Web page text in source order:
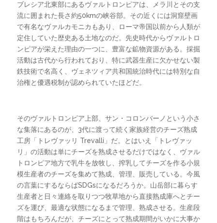
ブレシア北東部にあるヴァルトロンピアは、メラ川とその支
流に囲まれた長さ約50kmの峡谷部。その近くには洞窟壁画
で有名なヴァルカモニカもあり、ローマ帝国以前から人類が
定住していた歴史ある土地なのだ。先史時代からヴァルトロ
ンピアが栄えた理由の一つに、豊富な鉱物資源がある。採掘
活動は古代から行われており、特に武器生産に欠かせない製
鉄技術で名高く、ヴェネツィア共和国統治時代には特別な自
治権と優遇税制が認められていたほどだ。
そのヴァルトロンピア上部、サン・コロンバーノという小さ
な集落にあるのが、3代に渡って続く家族経営のチーズ熟成
工房「トレヴァッリ Trevalli」だ。とはいえ「トレヴァッ
リ」の活動は単にチーズを熟成させるだけではなく、ヴァル
トロンピア地方で乳牛を放牧し、搾乳してチーズを作る小規
模生産者のチーズを集めて熟成、管理、販売している。今風
の言葉にするならばSDGsになるだろうか。山岳部に暮らす
生産者と日々連絡を取りつつ牧草地から直接熟成庫へとチー
ズを運び、最適な状態になるまで管理、熟成させる。生産段
階はもちろんだが、チーズにとって熟成期間がいかに大事か